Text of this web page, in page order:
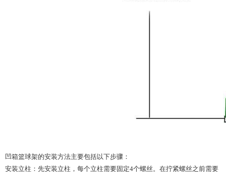
凹箱篮球架的安装方法主要包括以下步骤：
安装立柱：先安装立柱，每个立柱需要固定4个螺丝。在拧紧螺丝之前需要